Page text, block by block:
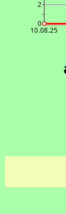
2
0
10.08.25